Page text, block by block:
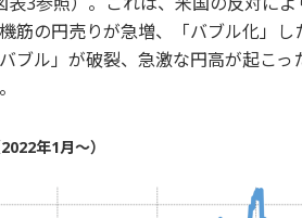
筋の円売りが急増、「バブル化」し
ブル」が破裂、急激な円高が起こっ
年1月～）